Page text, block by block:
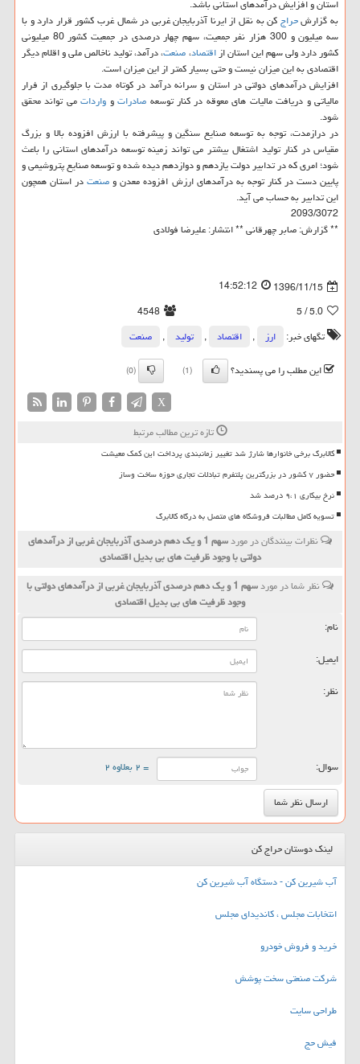
استان و افزایش درآمدهای استانی باشد.
به گزارشحراجكن به نقل از ایرنا آذربایجان غربی در شمال غرب كشور قرار دارد و با
سه میلیون و 300 هزار نفر جمعیت، سهم چهار درصدی در جمعیت كشور 80 میلیونی
كشور دارد ولی سهم این استان ازاقتصاد،صنعت، درآمد، تولید ناخالص ملی و اقلام دیگر
اقتصادی به این میزان نیست و حتی بسیار كمتر از این میزان است.
افزایش درآمدهای دولتی در استان و سرانه درآمد در كوتاه مدت با جلوگیری از فرار
مالیاتی و دریافت مالیات های معوقه در كنار توسعه صادراتو وارداتمی تواند محقق
شود.
در درازمدت، توجه به توسعه صنایع سنگین و پیشرفته با ارزش افزوده بالا و بزرگ
مقیاس در كنار تولید اشتغال بیشتر می تواند زمینه توسعه درآمدهای استانی را باعث
شود؛ امری كه در تدابیر دولت یازدهم و دوازدهم دیده شده و توسعه صنایع پتروشیمی و
پایین دست در كنار توجه به درآمدهای ارزش افزوده معدن وصنعتدر استان همچون
این تدابیر به حساب می آید.
2093/3072
** گزارش: صابر چهرقانی ** انتشار: علیرضا فولادی
1396/11/15
14:52:12
5.0
/ 5
4548
تگهای خبر:
ارز , اقتصاد , تولید ,
صنعت
این مطلب را می پسندید؟
(1)
(0)
X
تازه ترین مطالب مرتبط
کالابرگ برخی خانوارها شارژ شد تغییر زمانبندی پرداخت این کمک معیشت
حضور ۷ کشور در بزرگترین پلتفرم تبادلات تجاری حوزه ساخت وساز
نرخ بیکاری ۹،۱ درصد شد
تسویه کامل مطالبات فروشگاه های متصل به درگاه کالابرگ
نظرات بینندگان در مورد
سهم 1 و یك دهم درصدی آذربایجان غربی از درآمدهای
دولتی با وجود ظرفیت های بی بدیل اقتصادی
نظر شما در مورد
سهم 1 و یك دهم درصدی آذربایجان غربی از درآمدهای دولتی با
وجود ظرفیت های بی بدیل اقتصادی
نام:
ایمیل:
نظر:
سوال: = ۲ بعلاوه ۲
لینک دوستان حراج کن
آب شیرین کن - دستگاه آب شیرین کن
انتخابات مجلس ، کاندیدای مجلس
خرید و فروش خودرو
شرکت صنعتی سخت پوشش
طراحی سایت
فیش حج